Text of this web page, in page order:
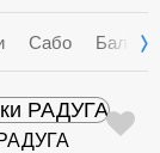
Сабо